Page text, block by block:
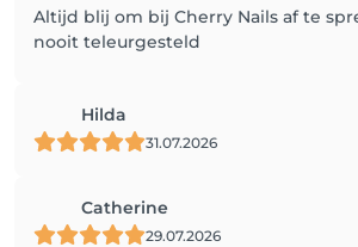
Altijd blij om bij Cherry Nails af te
nooit teleurgesteld
Hilda
31.07.2026
Catherine
29.07.2026